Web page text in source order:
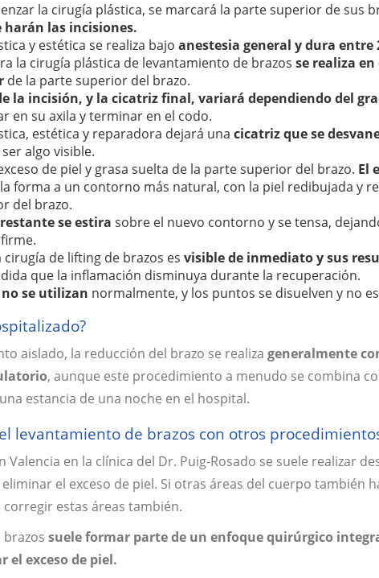
la cirugía plástica, se marcará la parte superior de sus
harán las incisiones.
y estética se realiza bajo anestesia general y dura entre
la cirugía plástica de levantamiento de brazos se realiza
de la parte superior del brazo.
la incisión, y la cicatriz final, variará dependiendo del
en su axila y terminar en el codo.
estética y reparadora dejará una cicatriz que se
algo visible.
de piel y grasa suelta de la parte superior del brazo. El
forma a un contorno más natural, con la piel redibujada y
del brazo.
se estira sobre el nuevo contorno y se tensa,
cirugía de lifting de brazos es visible de inmediato y sus
que la inflamación disminuya durante la recuperación.
se utilizan normalmente, y los puntos se disuelven y no
aislado, la reducción del brazo se realiza generalmente
, aunque este procedimiento a menudo se combina
estancia de una noche en el hospital.
levantamiento de brazos con otros
Valencia en la clínica del Dr. Puig-Rosado se suele realizar
el exceso de piel. Si otras áreas del cuerpo también
estas áreas también.
brazos suele formar parte de un enfoque quirúrgico
el exceso de piel.